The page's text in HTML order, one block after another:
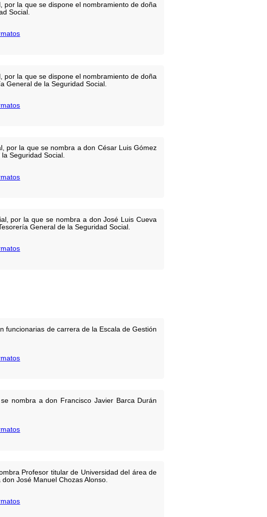
por la que se dispone el nombramiento de doña
Social.
por la que se dispone el nombramiento de doña
General de la Seguridad Social.
por la que se nombra a don César Luis Gómez
Seguridad Social.
por la que se nombra a don José Luis Cueva
General de la Seguridad Social.
funcionarias de carrera de la Escala de Gestión
nombra a don Francisco Javier Barca Durán
Profesor titular de Universidad del área de
José Manuel Chozas Alonso.